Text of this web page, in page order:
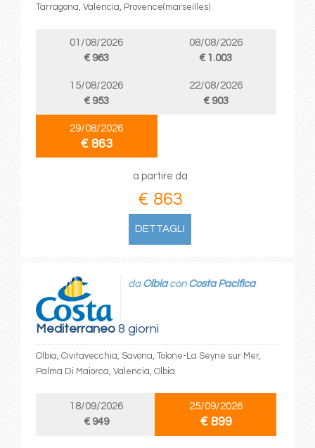
Tarragona, Valencia, Provence(marseilles)
01/08/2026
€ 963
08/08/2026
€ 1.003
15/08/2026
€ 953
22/08/2026
€ 903
29/08/2026
€ 863
a partire da
€ 863
DETTAGLI
Mediterraneo8 giorni
da Olbiacon Costa Pacifica
Olbia, Civitavecchia, Savona, Tolone-La Seyne sur Mer,
Palma Di Maiorca, Valencia, Olbia
18/09/2026
€ 949
25/09/2026
€ 899